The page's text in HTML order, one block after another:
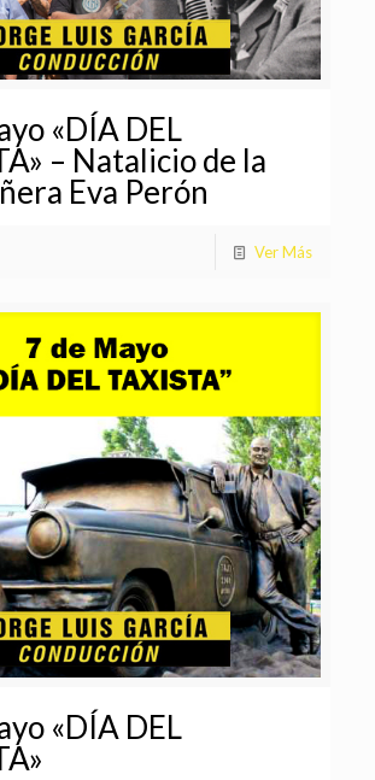
«DÍA DEL
– Natalicio de la
Eva Perón
Ver Más
«DÍA DEL